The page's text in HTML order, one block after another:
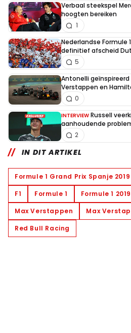
Verbaal steekspel
hoogten bereiken
1
Nederlandse
definitief afscheid
5
Antonelli
Verstappen en
0
INTERVIEW Russell
aanhoudende
2
IN DIT ARTIKEL
Formule 1 Grand Prix Spanje 2019
F1
Formule 1 Formule 1 2019
Max Verstappen
Max
Red Bull Racing